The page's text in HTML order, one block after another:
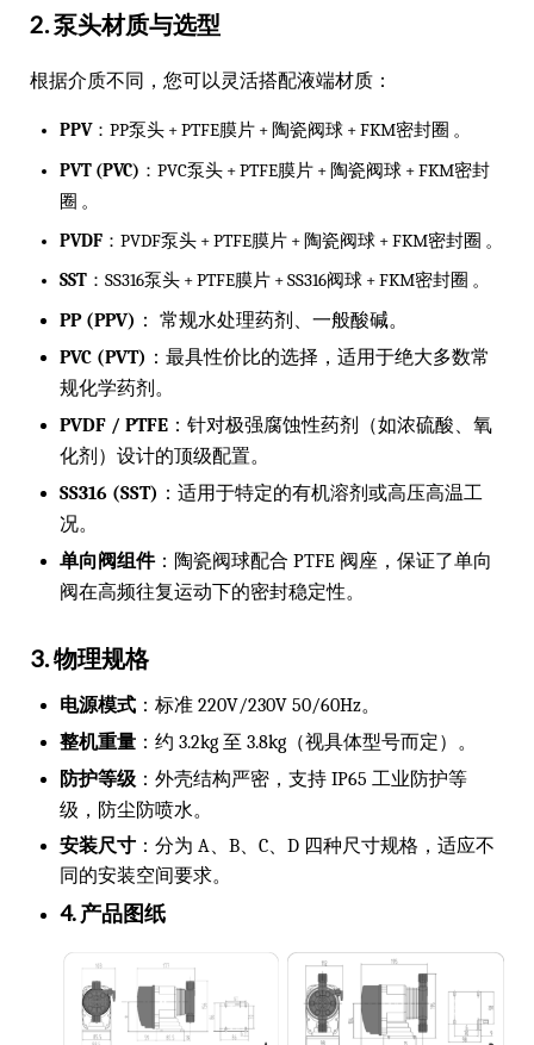
2. 泵头材质与选型
根据介质不同，您可以灵活搭配液端材质：
PPV：PP泵头 + PTFE膜片 + 陶瓷阀球 + FKM密封圈 。
PVT (PVC) ：PVC泵头 + PTFE膜片 + 陶瓷阀球 + FKM密封
圈 。
PVDF ：PVDF泵头 + PTFE膜片 + 陶瓷阀球 + FKM密封圈 。
SST ：SS316泵头 + PTFE膜片 + SS316阀球 + FKM密封圈 。
PP (PPV) ： 常规水处理药剂、一般酸碱。
PVC (PVT) ：最具性价比的选择，适用于绝大多数常
规化学药剂。
PVDF / PTFE ：针对极强腐蚀性药剂（如浓硫酸、氧
化剂）设计的顶级配置。
SS316 (SST) ：适用于特定的有机溶剂或高压高温工
况。
单向阀组件：陶瓷阀球配合 PTFE 阀座，保证了单向
阀在高频往复运动下的密封稳定性。
3. 物理规格
电源模式 ：标准 220V/230V 50/60Hz。
整机重量 ：约 3.2kg 至 3.8kg（视具体型号而定）。
防护等级 ：外壳结构严密，支持 IP65 工业防护等
级，防尘防喷水。
安装尺寸 ：分为 A、B、C、D 四种尺寸规格，适应不
同的安装空间要求。
4. 产品图纸